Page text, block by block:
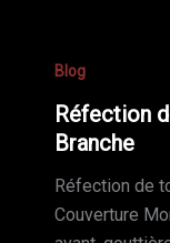
Blog
Réfection
Branche
Réfection de
Couverture